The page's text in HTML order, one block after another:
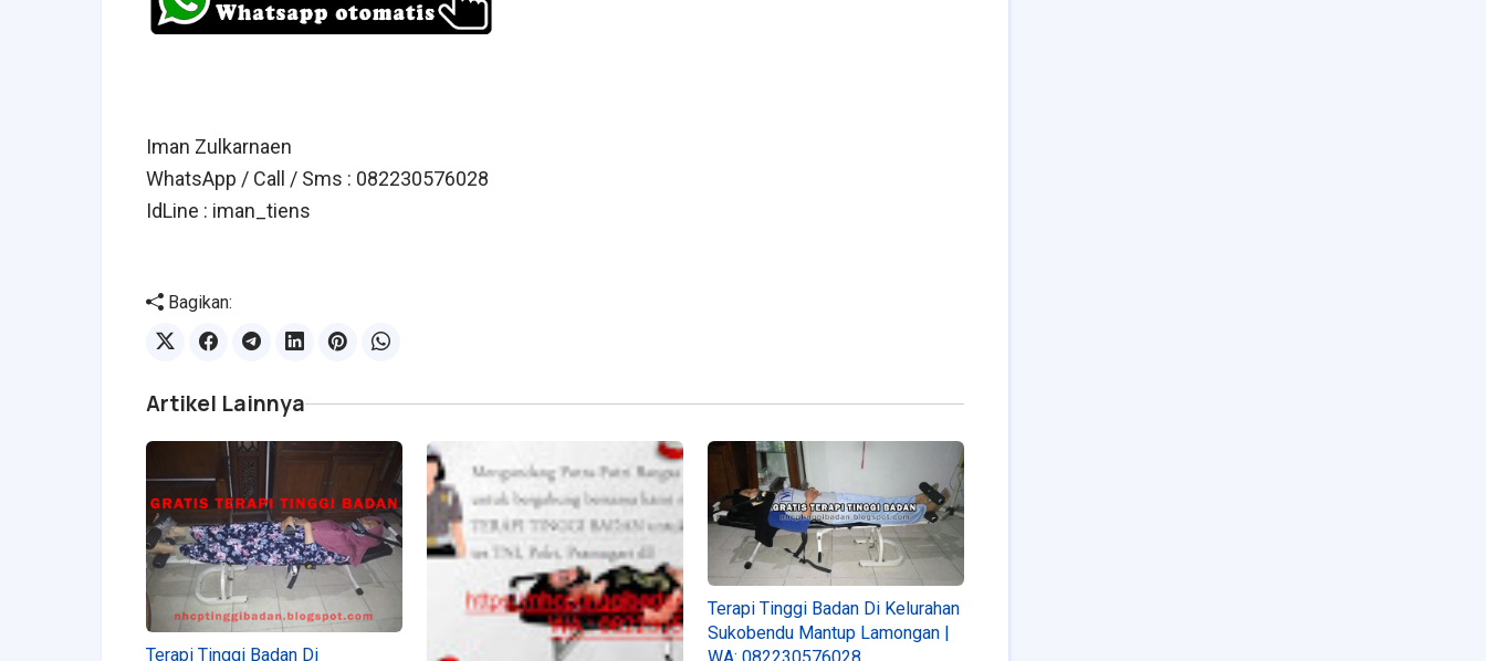
Iman Zulkarnaen
WhatsApp / Call / Sms : 082230576028
IdLine : iman_tiens
Bagikan:
Artikel Lainnya
Terapi Tinggi Badan Di
Terapi Tinggi Badan Di Kelurahan
Sukobendu Mantup Lamongan |
WA: 082230576028